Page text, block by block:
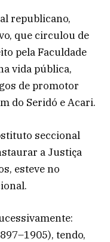
republicano,
que circulou de
pela Faculdade
vida pública,
de promotor
do Seridó e Acari.
seccional
a Justiça
esteve no
tendo,